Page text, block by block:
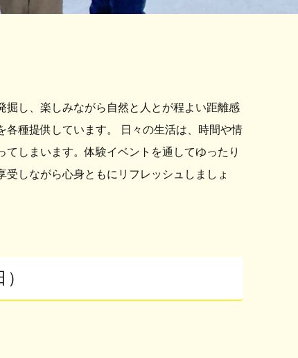
掘し、楽しみながら自然と人とが程よい距離感
各種提供しています。 日々の生活は、時間や情
しまいます。体験イベントを通してゆったり
受しながら心身ともにリフレッシュしましょ